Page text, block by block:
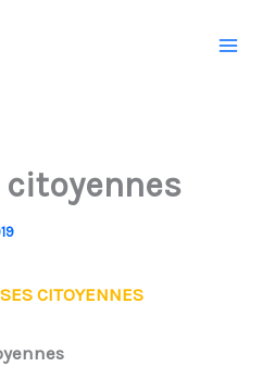
CITOYENNES